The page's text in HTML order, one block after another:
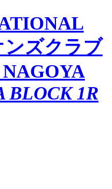
ンズクラブ
BLOCK 1R